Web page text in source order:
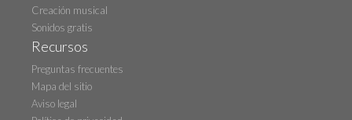
Creación musical
Sonidos gratis
Recursos
Preguntas frecuentes
Mapa del sitio
Aviso legal